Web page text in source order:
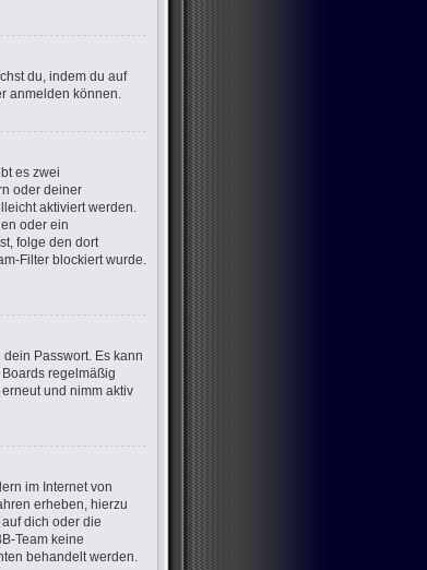
du, indem du auf
anmelden können.
es zwei
oder deiner
aktiviert werden.
oder ein
folge den dort
Filter blockiert wurde.
Passwort. Es kann
regelmäßig
und nimm aktiv
im Internet von
erheben, hierzu
dich oder die
Team keine
behandelt werden.